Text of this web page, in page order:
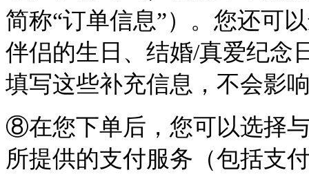
简称“订单信息”）。您还可
伴侣的生日、结婚/真爱纪念
填写这些补充信息，不会影
⑧在您下单后，您可以选择
所提供的支付服务（包括支